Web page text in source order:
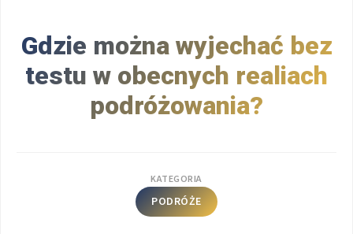
Gdzie można wyjechać bez
testu w obecnych realiach
podróżowania?
KATEGORIA
PODRÓŻE